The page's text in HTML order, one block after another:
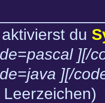
du
][/
][/
Leerzeichen)